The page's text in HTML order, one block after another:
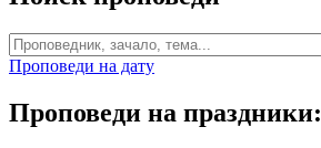
Проповеди на дату
Проповеди на праздники: